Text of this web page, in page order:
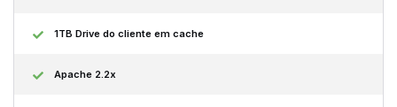
1TB Drive do cliente em cache
Apache 2.2x